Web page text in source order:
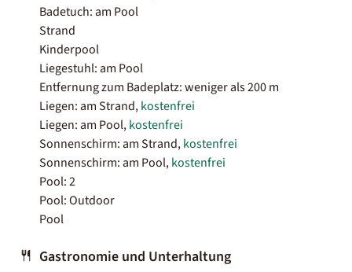
Badetuch: am Pool
Strand
Kinderpool
Liegestuhl: am Pool
Entfernung zum Badeplatz: weniger als 200 m
Liegen: am Strand,kostenfrei
Liegen: am Pool,kostenfrei
Sonnenschirm: am Strand,kostenfrei
Sonnenschirm: am Pool,kostenfrei
Pool: 2
Pool: Outdoor
Pool
Gastronomie und Unterhaltung